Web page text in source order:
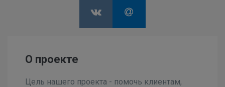
О проекте
Цель нашего проекта - помочь клиентам,